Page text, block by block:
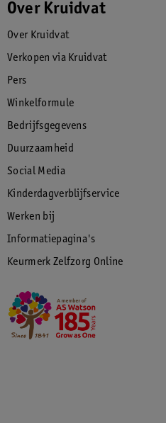
Over Kruidvat
Over Kruidvat
Verkopen via Kruidvat
Pers
Winkelformule
Bedrijfsgegevens
Duurzaamheid
Social Media
Kinderdagverblijfservice
Werken bij
Informatiepagina's
Keurmerk Zelfzorg Online